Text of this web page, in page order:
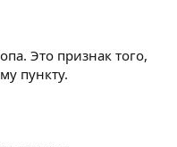
Это признак того,
пункту.